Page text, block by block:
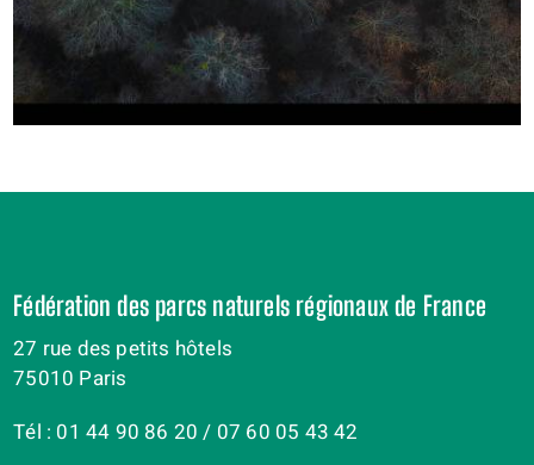
Fédération des parcs naturels régionaux de France
27 rue des petits hôtels
75010 Paris
Tél : 01 44 90 86 20 / 07 60 05 43 42